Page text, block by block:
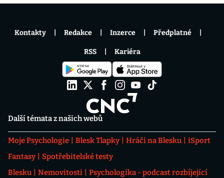
Další témata z našich webů
Moje Psychologie Blesk Tlapky Hráči na Blesku
iSport
Fantasy
Spotřebitelské testy
Blesku
Nemovitosti
Psychologika - podcast rozbíjející
Kontakty Redakce Inzerce Předplatné
RSS Kariéra